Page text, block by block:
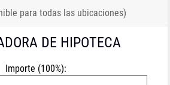
para todas las ubicaciones)
DE HIPOTECA
Importe (100%):